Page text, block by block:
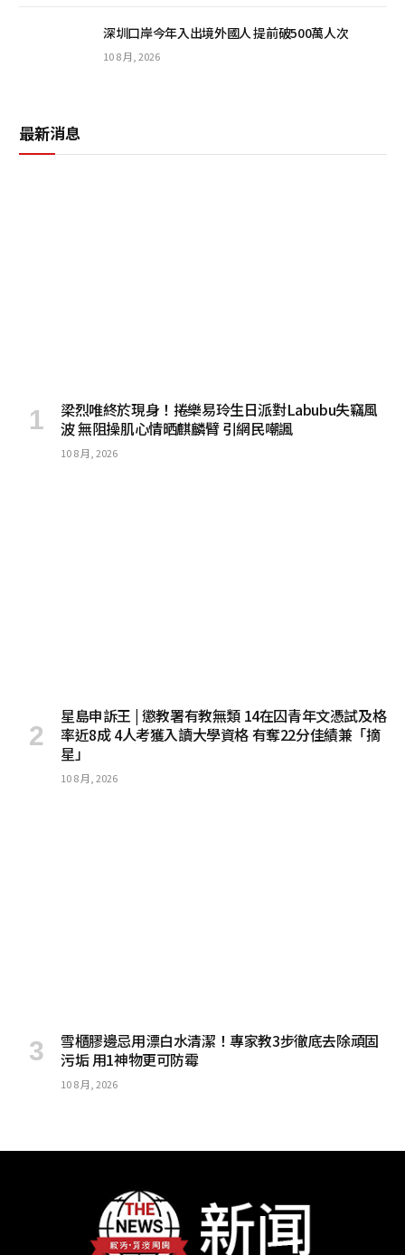
深圳口岸今年入出境外國人 提前破500萬人次
10 8 月, 2026
最新消息
梁烈唯終於現身！捲樂易玲生日派對Labubu失竊風
波 無阻操肌心情晒麒麟臂 引網民嘲諷
10 8 月, 2026
星島申訴王 | 懲教署有教無類 14在囚青年文憑試及格
率近8成 4人考獲入讀大學資格 有奪22分佳績兼「摘
星」
10 8 月, 2026
雪櫃膠邊忌用漂白水清潔！專家教3步徹底去除頑固
污垢 用1神物更可防霉
10 8 月, 2026